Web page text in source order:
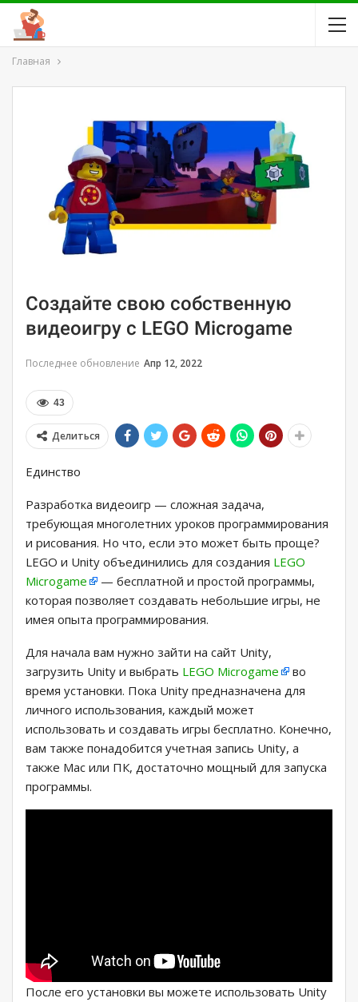
Главная
Создайте свою собственную
видеоигру с LEGO Microgame
Последнее обновление Апр 12, 2022
43
Делиться
Единство
Разработка видеоигр — сложная задача,
требующая многолетних уроков программирования
и рисования. Но что, если это может быть проще?
LEGO и Unity объединились для создания LEGO
Microgame
— бесплатной и простой программы,
которая позволяет создавать небольшие игры, не
имея опыта программирования.
Для начала вам нужно зайти на сайт Unity,
загрузить Unity и выбрать LEGO Microgame
во
время установки. Пока Unity предназначена для
личного использования, каждый может
использовать и создавать игры бесплатно. Конечно,
вам также понадобится учетная запись Unity, а
также Mac или ПК, достаточно мощный для запуска
программы.
После его установки вы можете использовать Unity